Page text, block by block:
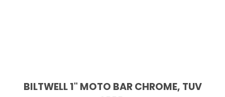
BILTWELL 1" MOTO BAR CHROME, TUV